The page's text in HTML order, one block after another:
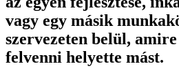
vagy egy másik
szervezeten belül,
felvenni helyette mást.